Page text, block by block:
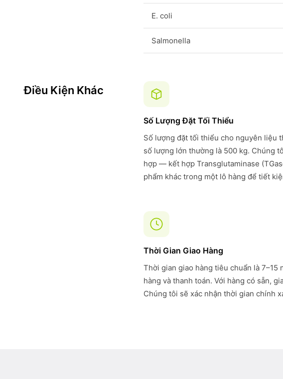
E. coli
Salmonella
Điều Kiện Khác
Số Lượng Đặt Tối Thiểu
Số lượng đặt tối thiểu cho nguyên liệu
số lượng lớn thường là 500 kg. Chúng
hợp — kết hợp Transglutaminase
phẩm khác trong một lô hàng để tiết
Thời Gian Giao Hàng
Thời gian giao hàng tiêu chuẩn là 7–15
hàng và thanh toán. Với hàng có sẵn,
Chúng tôi sẽ xác nhận thời gian chính